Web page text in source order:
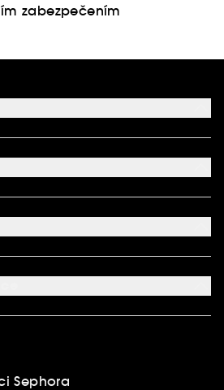
zabezpečením
Sephora